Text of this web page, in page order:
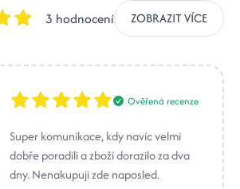
3 hodnocení ZOBRAZIT VÍCE
Ověřená recenze
Super komunikace, kdy navíc velmi
dobře poradili a zboží dorazilo za dva
dny. Nenakupuji zde naposled.